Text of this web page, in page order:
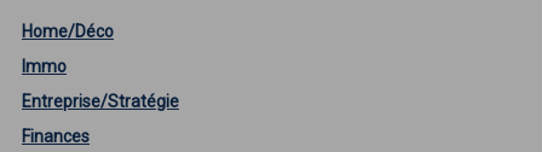
Home/Déco
Immo
Entreprise/Stratégie
Finances